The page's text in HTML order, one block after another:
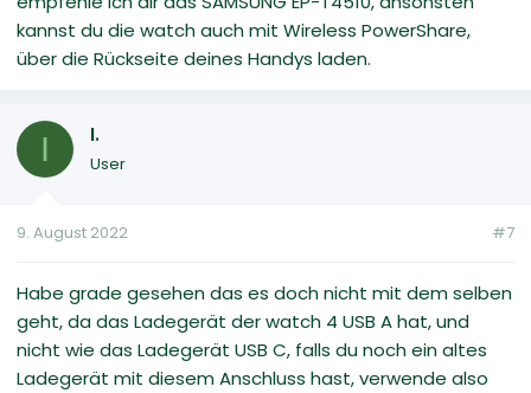
kannst du die watch auch mit Wireless PowerShare,
über die Rückseite deines Handys laden.
I I.
User
9. August 2022 #7
Habe grade gesehen das es doch nicht mit dem selben
geht, da das Ladegerät der watch 4 USB A hat, und
nicht wie das Ladegerät USB C, falls du noch ein altes
Ladegerät mit diesem Anschluss hast, verwende also